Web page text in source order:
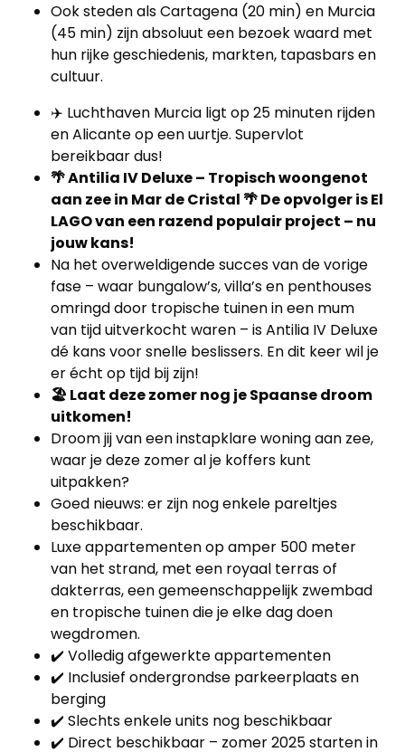
Home
Lopende
projecten
Ook steden als Cartagena (20 min) en Murcia
(45 min) zijn absoluut een bezoek waard met
hun rijke geschiedenis, markten, tapasbars en
cultuur.
✈️ Luchthaven Murcia ligt op 25 minuten rijden
en Alicante op een uurtje. Supervlot
bereikbaar dus!
🌴 Antilia IV Deluxe – Tropisch woongenot
aan zee in Mar de Cristal 🌴 De opvolger is El
LAGO van een razend populair project – nu
jouw kans!
Na het overweldigende succes van de vorige
fase – waar bungalow’s, villa’s en penthouses
omringd door tropische tuinen in een mum
van tijd uitverkocht waren – is Antilia IV Deluxe
dé kans voor snelle beslissers. En dit keer wil je
er écht op tijd bij zijn!
🏖️ Laat deze zomer nog je Spaanse droom
uitkomen!
Droom jij van een instapklare woning aan zee,
waar je deze zomer al je koffers kunt
uitpakken?
Goed nieuws: er zijn nog enkele pareltjes
beschikbaar.
Luxe appartementen op amper 500 meter
van het strand, met een royaal terras of
dakterras, een gemeenschappelijk zwembad
en tropische tuinen die je elke dag doen
wegdromen.
✔️ Volledig afgewerkte appartementen
✔️ Inclusief ondergrondse parkeerplaats en
berging
✔️ Slechts enkele units nog beschikbaar
✔️ Direct beschikbaar – zomer 2025 starten in